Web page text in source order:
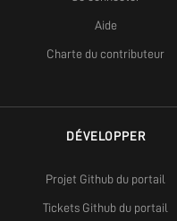
Aide
Charte du contributeur
DÉVELOPPER
Projet Github du portail
Tickets Github du portail